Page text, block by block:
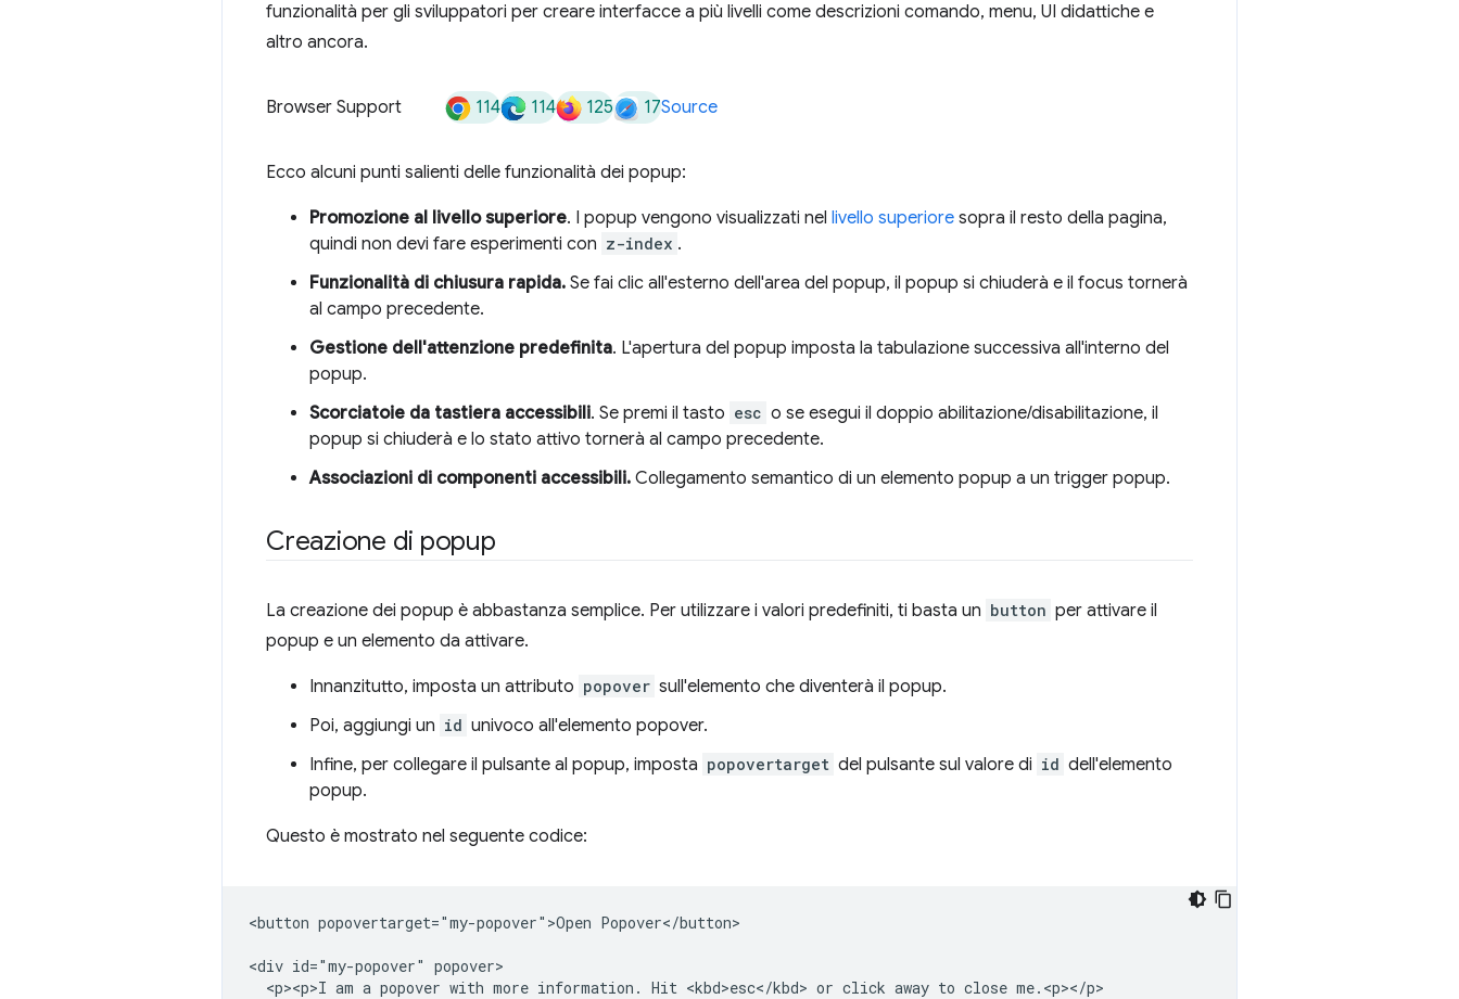
funzionalità per gli sviluppatori per creare interfacce a più livelli come descrizioni comando, menu, UI didattiche e
altro ancora.
Browser Support 114 114 125 17Source
Ecco alcuni punti salienti delle funzionalità dei popup:
Promozione al livello superiore. I popup vengono visualizzati nel livello superiore sopra il resto della pagina,
quindi non devi fare esperimenti con z-index .
Funzionalità di chiusura rapida. Se fai clic all'esterno dell'area del popup, il popup si chiuderà e il focus tornerà
al campo precedente.
Gestione dell'attenzione predefinita. L'apertura del popup imposta la tabulazione successiva all'interno del
popup.
Scorciatoie da tastiera accessibili. Se premi il tasto esc o se esegui il doppio abilitazione/disabilitazione, il
popup si chiuderà e lo stato attivo tornerà al campo precedente.
Associazioni di componenti accessibili. Collegamento semantico di un elemento popup a un trigger popup.
Creazione di popup
La creazione dei popup è abbastanza semplice. Per utilizzare i valori predefiniti, ti basta un button per attivare il
popup e un elemento da attivare.
Innanzitutto, imposta un attributo popover sull'elemento che diventerà il popup.
Poi, aggiungi un id univoco all'elemento popover.
Infine, per collegare il pulsante al popup, imposta popovertarget del pulsante sul valore di id dell'elemento
popup.
Questo è mostrato nel seguente codice:
<button popovertarget="my-popover">Open Popover</button>
<div id="my-popover" popover>
  <p><p>I am a popover with more information. Hit <kbd>esc</kbd> or click away to close me.<p></p>